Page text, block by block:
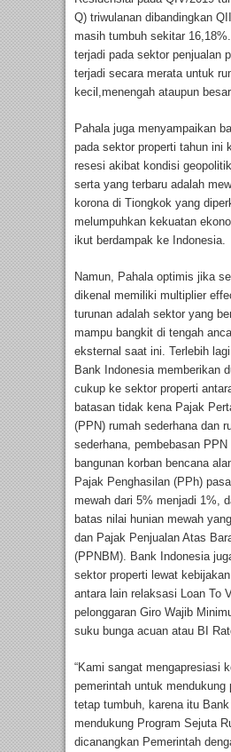
Q) triwulanan dibandingkan
masih tumbuh sekitar
terjadi pada sektor penjualan
terjadi secara merata untuk
kecil,menengah ataupun besar.
Pahala juga menyampaikan
pada sektor properti tahun ini
resesi akibat kondisi
serta yang terbaru adalah
korona di Tiongkok yang
melumpuhkan kekuatan
ikut berdampak ke Indonesia.
Namun, Pahala optimis jika
dikenal memiliki multiplier
turunan adalah sektor yang
mampu bangkit di tengah
eksternal saat ini. Terlebih
Bank Indonesia memberikan
cukup ke sektor properti
batasan tidak kena Pajak
(PPN) rumah sederhana dan
sederhana, pembebasan
bangunan korban bencana
Pajak Penghasilan (PPh)
mewah dari 5% menjadi 1%,
batas nilai hunian mewah
dan Pajak Penjualan Atas
(PPNBM). Bank Indonesia
sektor properti lewat
antara lain relaksasi Loan To
pelonggaran Giro Wajib
suku bunga acuan atau BI
“Kami sangat mengapresiasi
pemerintah untuk mendukung
tetap tumbuh, karena itu
mendukung Program Sejuta
dicanangkan Pemerintah